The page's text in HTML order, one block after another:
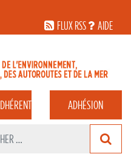
FLUX RSS
AIDE
ADHÉSION